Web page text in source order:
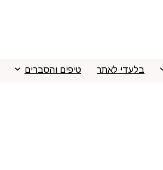
בלעדי לאתר טיפים והסברים